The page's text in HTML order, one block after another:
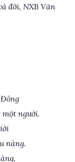
đời, NXB Văn
người.
nàng.